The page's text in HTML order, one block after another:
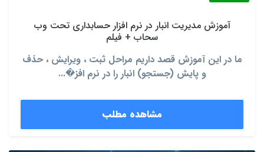
آموزش مدیریت انبار در نرم افزار حسابداری تحت وب
سحاب + فیلم
ما در این آموزش قصد داریم مراحل ثبت ، ویرایش ، حذف
و پایش (جستجو) انبار را در نرم افز�...
مشاهده مطلب